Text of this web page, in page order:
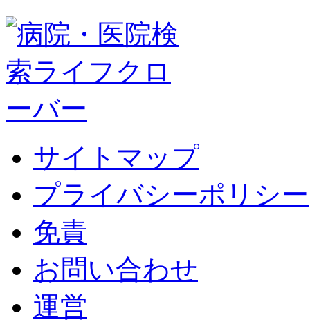
サイトマップ
プライバシーポリシー
免責
お問い合わせ
運営